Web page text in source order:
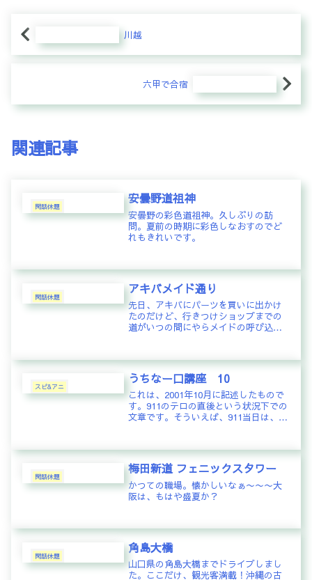
川越
六甲で合宿
関連記事
閑話休題
安曇野道祖神
安曇野の彩色道祖神。久しぶりの訪
問。夏前の時期に彩色しなおすのでど
れもきれいです。
閑話休題
アキバメイド通り
先日、アキバにパーツを買いに出かけ
たのだけど、行きつけショップまでの
道がいつの間にやらメイドの呼び込み
囲気だけ…
スピ&アニ
うちなー口講座 10
これは、2001年10月に記述したもので
す。911のテロの直後という状況下での
文章です。そういえば、911当日は、私
で2機目がぶつかったところを生中継し
ている映像を見て衝撃...
閑話休題
梅田新道 フェニックスタワー
かつての職場。懐かしいなぁ〜〜〜大
阪は、もはや盛夏か？
閑話休題
角島大橋
山口県の角島大橋までドライブしまし
た。ここだけ、観光客満載！沖縄の古